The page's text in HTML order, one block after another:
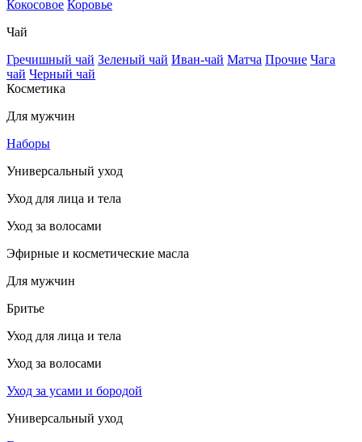
Кокосовое Коровье
Чай
Гречишный чай Зеленый чай Иван-чай Матча Прочие Чага
чай Черный чай
Косметика
Для мужчин
Наборы
Универсальный уход
Уход для лица и тела
Уход за волосами
Эфирные и косметические масла
Для мужчин
Бритье
Уход для лица и тела
Уход за волосами
Уход за усами и бородой
Универсальный уход